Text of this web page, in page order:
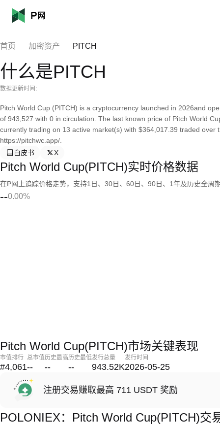
首页 加密资产 PITCH
什么是PITCH
数据更新时间:
Pitch World Cup (PITCH) is a cryptocurrency launched in 2026and
of 943,527 with 0 in circulation. The last known price of Pitch World
currently trading on 13 active market(s) with $364,017.39 traded
https://pitchwc.app/.
白皮书
X
Pitch World Cup(PITCH)实时价格数据
在P网上追踪价格走势，支持1日、30日、60日、90日、1年及历史全周
--0.00%
Pitch World Cup(PITCH)市场关键表现
市值排行
#4,061
总市值
--
历史最高
--
历史最低
--
发行总量
943.52K
发行时间
2026-05-25
注册交易赚取最高 711 USDT 奖励
POLONIEX：Pitch World Cup(PITCH)交